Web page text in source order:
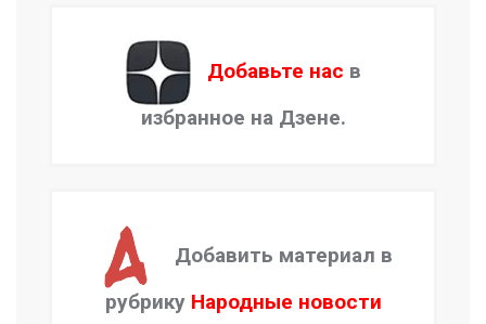
Добавьте нас в
избранное на Дзене.
Добавить материал в
рубрику Народные новости